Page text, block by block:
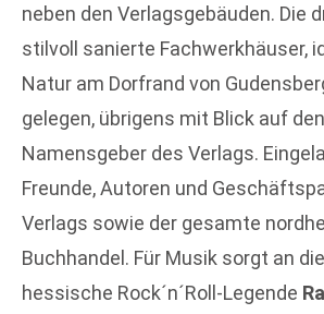
neben den Verlagsgebäuden. Die
stilvoll sanierte Fachwerkhäuser,
Natur am Dorfrand von
gelegen, übrigens mit Blick auf
Namensgeber des Verlags.
Freunde, Autoren und
Verlags sowie der gesamte
Buchhandel. Für Musik sorgt an
hessische Rock´n´Roll-Legende